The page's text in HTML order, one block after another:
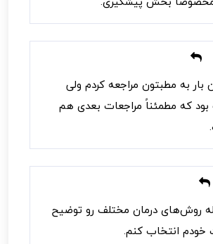
بار به مطبتون مراجعه کردم ولی
که مطمئناً مراجعات بعدی هم
روش‌های درمان مختلف رو توضیح
خودم انتخاب کنم.